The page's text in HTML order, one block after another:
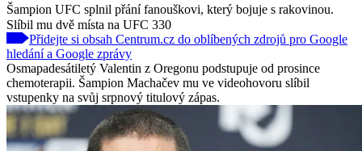
Šampion UFC splnil přání fanouškovi, který bojuje s rakovinou.
Slíbil mu dvě místa na UFC 330
Přidejte si obsah Centrum.cz do oblíbených zdrojů pro Google
hledání a Google zprávy
Osmapadesátiletý Valentin z Oregonu podstupuje od prosince
chemoterapii. Šampion Machačev mu ve videohovoru slíbil
vstupenky na svůj srpnový titulový zápas.